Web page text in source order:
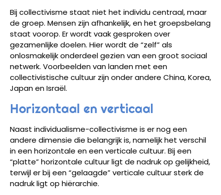
Bij collectivisme staat niet het individu centraal, maar
de groep. Mensen zijn afhankelijk, en het groepsbelang
staat voorop. Er wordt vaak gesproken over
gezamenlijke doelen. Hier wordt de “zelf” als
onlosmakelijk onderdeel gezien van een groot sociaal
netwerk. Voorbeelden van landen met een
collectivistische cultuur zijn onder andere China, Korea,
Japan en Israël.
Horizontaal en verticaal
Naast individualisme-collectivisme is er nog een
andere dimensie die belangrijk is, namelijk het verschil
in een horizontale en een verticale cultuur. Bij een
“platte” horizontale cultuur ligt de nadruk op gelijkheid,
terwijl er bij een “gelaagde” verticale cultuur sterk de
nadruk ligt op hiërarchie.